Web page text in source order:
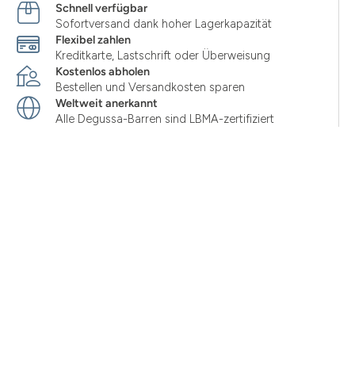
Schnell verfügbar
Sofortversand dank hoher Lagerkapazität
Flexibel zahlen
Kreditkarte, Lastschrift oder Überweisung
Kostenlos abholen
Bestellen und Versandkosten sparen
Weltweit anerkannt
Alle Degussa-Barren sind LBMA-zertifiziert